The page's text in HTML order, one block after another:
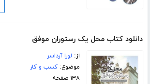
دانلود کتاب محل یک رستوران موفق
از: لورا آرداسر
موضوع:کسب و کار
۱۳۸ صفحه